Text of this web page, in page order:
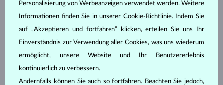
SCHMUCK AUS DEMKLENOTA ATELIER
Personalisierung von Werbeanzeigen verwendet werden. Weitere
Informationen finden Sie in unserer Cookie-Richtlinie. Indem Sie
auf „Akzeptieren und fortfahren“ klicken, erteilen Sie uns Ihr
Einverständnis zur Verwendung aller Cookies, was uns wiederum
ermöglicht, unsere Website und Ihr Benutzererlebnis
kontinuierlich zu verbessern.
Andernfalls können Sie auch so fortfahren. Beachten Sie jedoch,